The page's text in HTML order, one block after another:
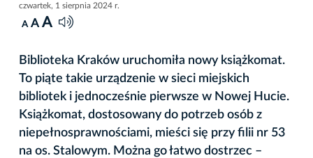
czwartek, 1 sierpnia 2024 r.
A A A
Biblioteka Kraków uruchomiła nowy książkomat.
To piąte takie urządzenie w sieci miejskich
bibliotek i jednocześnie pierwsze w Nowej Hucie.
Książkomat, dostosowany do potrzeb osób z
niepełnosprawnościami, mieści się przy filii nr 53
na os. Stalowym. Można go łatwo dostrzec –